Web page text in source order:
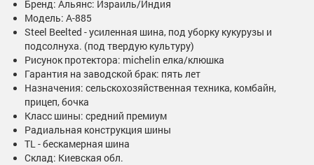
Бренд: Альянс: Израиль/Индия
Модель: А-885
Steel Beelted - усиленная шина, под уборку кукурузы и
подсолнуха. (под твердую культуру)
Рисунок протектора: michelin елка/клюшка
Гарантия на заводской брак: пять лет
Назначения: сельскохозяйственная техника, комбайн,
прицеп, бочка
Класс шины: средний премиум
Радиальная конструкция шины
ТL - бескамерная шина
Склад: Киевская обл.